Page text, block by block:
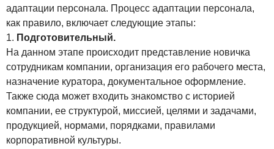
адаптации персонала. Процесс адаптации персонала,
как правило, включает следующие этапы:
Подготовительный.
На данном этапе происходит представление новичка
сотрудникам компании, организация его рабочего места,
назначение куратора, документальное оформление.
Также сюда может входить знакомство с историей
компании, ее структурой, миссией, целями и задачами,
продукцией, нормами, порядками, правилами
корпоративной культуры.